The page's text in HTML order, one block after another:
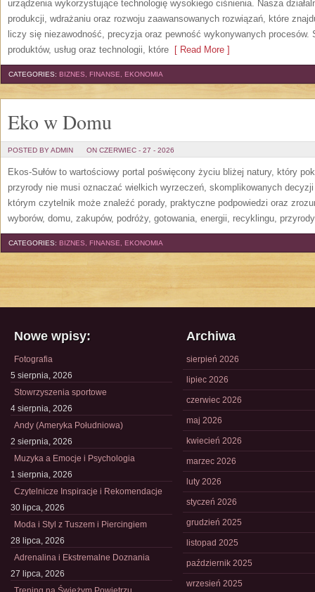
urządzenia wykorzystujące technologię wysokiego ciśnienia. Nasza
produkcji, wdrażaniu oraz rozwoju zaawansowanych rozwiązań, które
liczy się niezawodność, precyzja oraz pewność wykonywanych procesów.
produktów, usług oraz technologii, które [ Read More ]
CATEGORIES: BIZNES, FINANSE, EKONOMIA
Eko w Domu
POSTED BY ADMIN ON CZERWIEC - 27 - 2026
Ekos-Sułów to wartościowy portal poświęcony życiu bliżej natury, który
przyrody nie musi oznaczać wielkich wyrzeczeń, skomplikowanych
którym czytelnik może znaleźć porady, praktyczne podpowiedzi oraz
wyborów, domu, zakupów, podróży, gotowania, energii, recyklingu,
CATEGORIES: BIZNES, FINANSE, EKONOMIA
Nowe wpisy:
Fotografia
5 sierpnia, 2026
Stowrzyszenia sportowe
4 sierpnia, 2026
Andy (Ameryka Południowa)
2 sierpnia, 2026
Muzyka a Emocje i Psychologia
1 sierpnia, 2026
Czytelnicze Inspiracje i Rekomendacje
30 lipca, 2026
Moda i Styl z Tuszem i Piercingiem
28 lipca, 2026
Adrenalina i Ekstremalne Doznania
27 lipca, 2026
Archiwa
sierpień 2026
lipiec 2026
czerwiec 2026
maj 2026
kwiecień 2026
marzec 2026
luty 2026
styczeń 2026
grudzień 2025
listopad 2025
październik 2025
wrzesień 2025